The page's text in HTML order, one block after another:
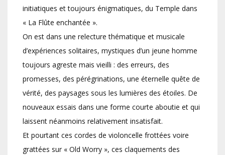
initiatiques et toujours énigmatiques, du Temple dans
« La Flûte enchantée ».
On est dans une relecture thématique et musicale
d’expériences solitaires, mystiques d’un jeune homme
toujours agreste mais vieilli : des erreurs, des
promesses, des pérégrinations, une éternelle quête de
vérité, des paysages sous les lumières des étoiles. De
nouveaux essais dans une forme courte aboutie et qui
laissent néanmoins relativement insatisfait.
Et pourtant ces cordes de violoncelle frottées voire
grattées sur « Old Worry », ces claquements des